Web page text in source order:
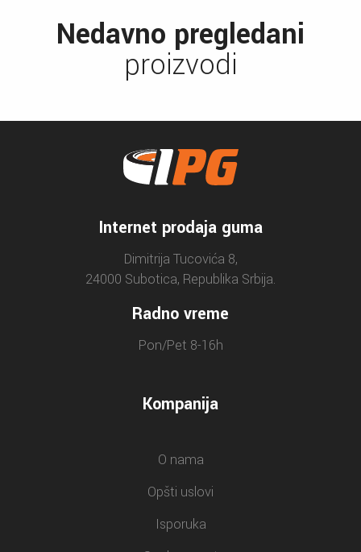
Nedavno pregledani
proizvodi
Internet prodaja guma
Dimitrija Tucovića 8,
24000 Subotica, Republika Srbija.
Radno vreme
Pon/Pet 8-16h
Kompanija
O nama
Opšti uslovi
Isporuka